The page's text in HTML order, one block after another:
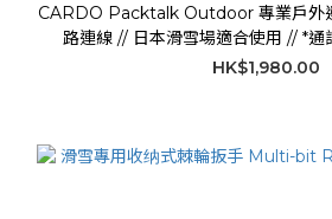
CARDO Packtalk Outdoor 專業戶外運動通訊系統 // 無需網
路連線 // 日本滑雪場適合使用 // *通
CARDO H.K.HK$1,980.00